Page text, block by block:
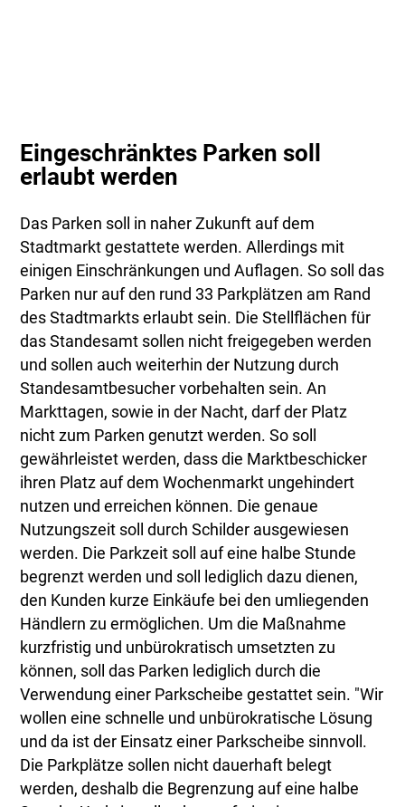
Eingeschränktes Parken soll
erlaubt werden
Das Parken soll in naher Zukunft auf dem
Stadtmarkt gestattete werden. Allerdings mit
einigen Einschränkungen und Auflagen. So soll das
Parken nur auf den rund 33 Parkplätzen am Rand
des Stadtmarkts erlaubt sein. Die Stellflächen für
das Standesamt sollen nicht freigegeben werden
und sollen auch weiterhin der Nutzung durch
Standesamtbesucher vorbehalten sein. An
Markttagen, sowie in der Nacht, darf der Platz
nicht zum Parken genutzt werden. So soll
gewährleistet werden, dass die Marktbeschicker
ihren Platz auf dem Wochenmarkt ungehindert
nutzen und erreichen können. Die genaue
Nutzungszeit soll durch Schilder ausgewiesen
werden. Die Parkzeit soll auf eine halbe Stunde
begrenzt werden und soll lediglich dazu dienen,
den Kunden kurze Einkäufe bei den umliegenden
Händlern zu ermöglichen. Um die Maßnahme
kurzfristig und unbürokratisch umsetzten zu
können, soll das Parken lediglich durch die
Verwendung einer Parkscheibe gestattet sein. "Wir
wollen eine schnelle und unbürokratische Lösung
und da ist der Einsatz einer Parkscheibe sinnvoll.
Die Parkplätze sollen nicht dauerhaft belegt
werden, deshalb die Begrenzung auf eine halbe